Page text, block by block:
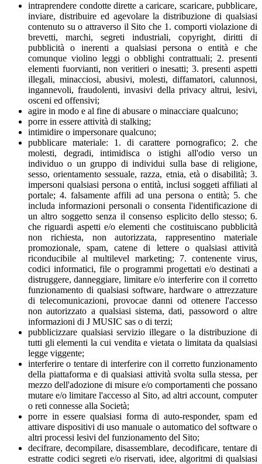
intraprendere condotte dirette a caricare, scaricare, pubblicare,
inviare, distribuire ed agevolare la distribuzione di qualsiasi
contenuto su o attraverso il Sito che 1. comporti violazione di
brevetti, marchi, segreti industriali, copyright, diritti di
pubblicità o inerenti a qualsiasi persona o entità e che
comunque violino leggi o obblighi contrattuali; 2. presenti
elementi fuorvianti, non veritieri o inesatti; 3. presenti aspetti
illegali, minacciosi, abusivi, molesti, diffamatori, calunnosi,
ingannevoli, fraudolenti, invasivi della privacy altrui, lesivi,
osceni ed offensivi;
agire in modo e al fine di abusare o minacciare qualcuno;
porre in essere attività di stalking;
intimidire o impersonare qualcuno;
pubblicare materiale: 1. di carattere pornografico; 2. che
molesti, degradi, intimidisca o istighi all'odio verso un
individuo o un gruppo di individui sulla base di religione,
sesso, orientamento sessuale, razza, etnia, età o disabilità; 3.
impersoni qualsiasi persona o entità, inclusi soggeti affiliati al
portale; 4. falsamente affili ad una persona o entità; 5. che
includa informazioni personali o consenta l'identificazione di
un altro soggetto senza il consenso esplicito dello stesso; 6.
che riguardi aspetti e/o elementi che costituiscano pubblicità
non richiesta, non autorizzata, rappresentino materiale
promozionale, spam, catene di lettere o qualsiasi attività
riconducibile al multilevel marketing; 7. contenente virus,
codici informatici, file o programmi progettati e/o destinati a
distruggere, danneggiare, limitare e/o interferire con il corretto
funzionamento di qualsiasi software, hardware o attrezzature
di telecomunicazioni, provocae danni od ottenere l'accesso
non autorizzato a qualsiasi sistema, dati, passoword o altre
informazioni di J MUSIC sas o di terzi;
pubblicizzare qualsiasi servizio illegare o la distribuzione di
tutti gli elementi la cui vendita e vietata o limitata da qualsiasi
legge viggente;
interferire o tentare di interferire con il corretto funzionamento
della piattaforma e di qualsiasi attività svolta sulla stessa, per
mezzo dell'adozione di misure e/o comportamenti che possano
mutare e/o limitare l'accesso al Sito, ad altri account, computer
o reti connesse alla Società;
porre in essere qualsiasi forma di auto-responder, spam ed
attivare dispositivi di uso manuale o automatico del software o
altri processi lesivi del funzionamento del Sito;
decifrare, decompilare, disassemblare, decodificare, tentare di
estratte codici segreti e/o riservati, idee, algoritmi di qualsiasi